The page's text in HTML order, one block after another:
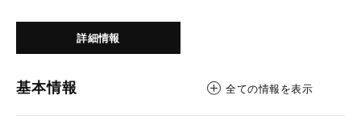
詳細情報
基本情報 全ての情報を表示